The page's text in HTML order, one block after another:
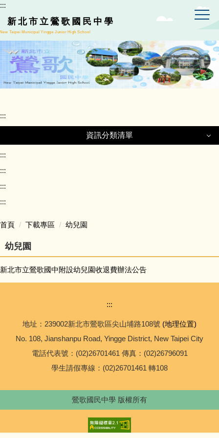
跳
到
主
要
內
容
區
:::
新北市立鶯歌國民中學
Taipei Municipal Yingge Junior High School
:::
資訊分類清單
本土語專區 (含臺灣手語)
學校家庭教育專區
校務規章及辦法
升學進路相關連結
:::
:::
:::
:::
首頁 下載專區 幼兒園
幼兒園
新北市立鶯歌國中附設幼兒園收退費辦法公告
:::
地址：239002新北市鶯歌區尖山埔路108號 (地理位置)
No. 108, Jianshanpu Road, Yingge District, New Taipei City
電話代表號：(02)26701461 傳真：(02)26796091
學生請假專線：(02)26701461 轉108
鶯歌國民中學 版權所有